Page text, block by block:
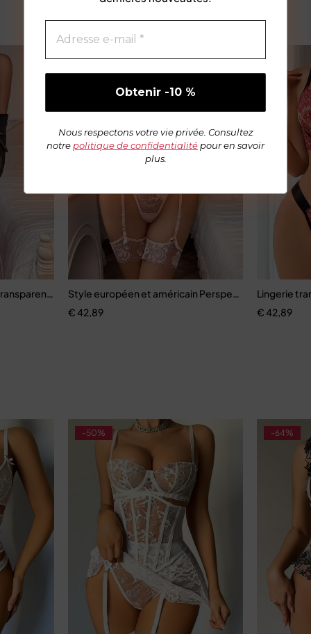
Nous respectons votre vie privée. Consultez
notre politique de confidentialité pour en savoir
plus.
7.0, transparent, lingerie de luxe
irrégulière, design patchwork sculptant, set 3 pièces
-71%
Style européen et américain Perspective Super
€42,89
Lingerie
€42,89
-50% -64%